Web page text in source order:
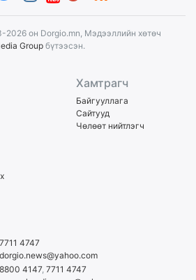
2026 он Dorgio.mn, Мэдээллийн хөтөч
Group бүтээсэн.
Хамтрагч
Байгууллага
Сайтууд
Чөлөөт нийтлэгч
7711 4747
dorgio.news@yahoo.com
8800 4147 7711 4747